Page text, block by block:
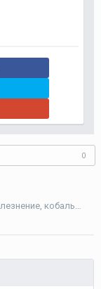
0
Никелирование, хим. никелирование, железнение, кобальтирование